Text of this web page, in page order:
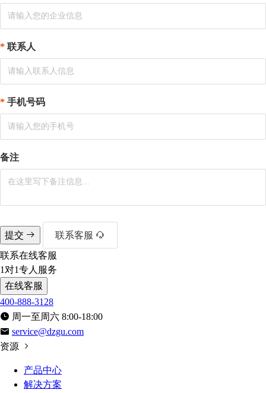
联系人
手机号码
备注
提交
联系客服
联系在线客服
1对1专人服务
在线客服
400-888-3128
周一至周六 8:00-18:00
service@dzgu.com
资源
产品中心
解决方案